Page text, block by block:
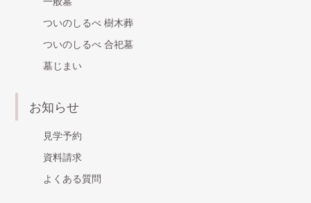
ついのしるべ 樹木葬
ついのしるべ 合祀墓
墓じまい
お知らせ
見学予約
資料請求
よくある質問